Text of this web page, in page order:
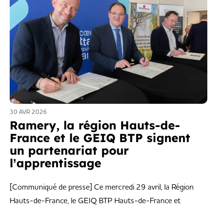
30 AVR 2026
Ramery, la région Hauts-de-
France et le GEIQ BTP signent
un partenariat pour
l’apprentissage
[Communiqué de presse] Ce mercredi 29 avril, la Région
Hauts-de-France, le GEIQ BTP Hauts-de-France et